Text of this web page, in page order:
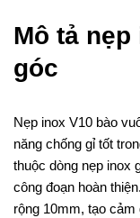
Mô tả
góc
Nẹp inox V10 bào
năng chống gỉ tốt
thuộc dòng nẹp inox
công đoạn hoàn
rộng 10mm, tạo cảm